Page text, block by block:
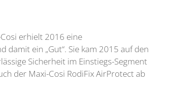
erhielt 2016 eine
damit ein „Gut“. Sie kam 2015 auf den
Sicherheit im Einstiegs-Segment
der Maxi-Cosi RodiFix AirProtect ab